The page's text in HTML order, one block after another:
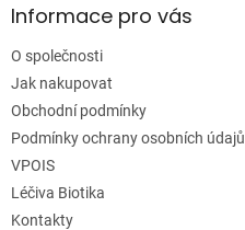
Informace pro vás
O společnosti
Jak nakupovat
Obchodní podmínky
Podmínky ochrany osobních údajů
VPOIS
Léčiva Biotika
Kontakty